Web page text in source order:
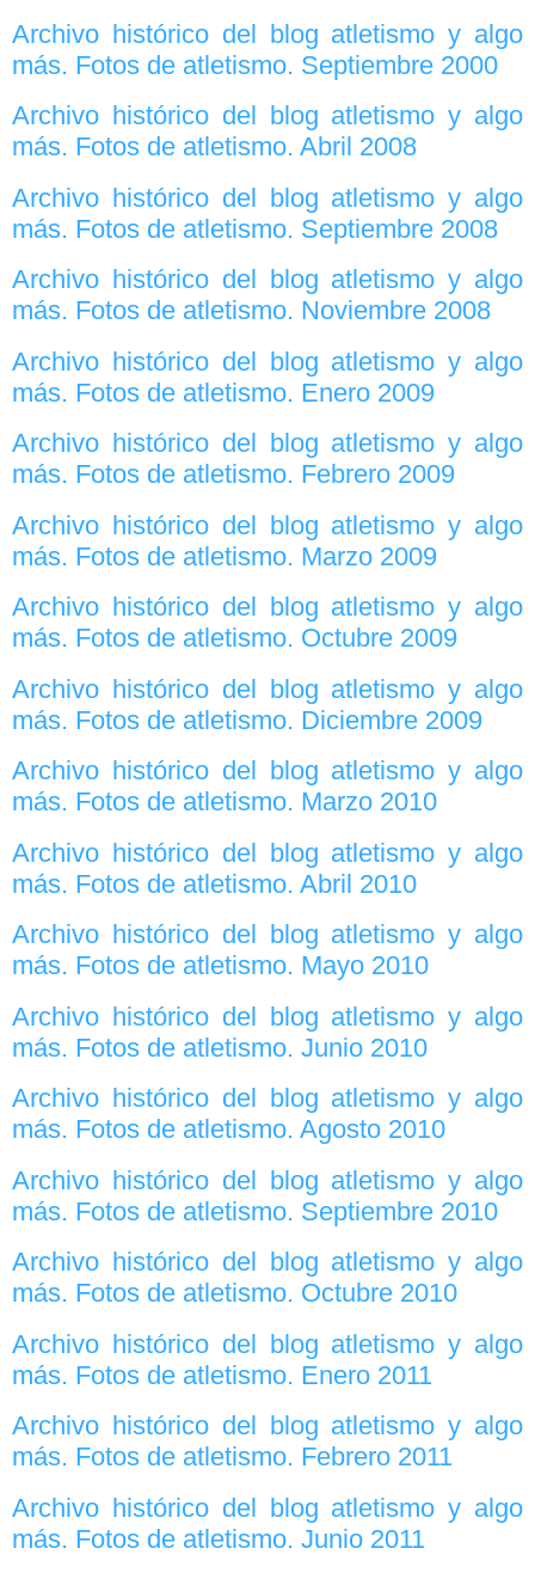
Archivo histórico del blog atletismo y algo
más. Fotos de atletismo. Septiembre 2000
Archivo histórico del blog atletismo y algo
más. Fotos de atletismo. Abril 2008
Archivo histórico del blog atletismo y algo
más. Fotos de atletismo. Septiembre 2008
Archivo histórico del blog atletismo y algo
más. Fotos de atletismo. Noviembre 2008
Archivo histórico del blog atletismo y algo
más. Fotos de atletismo. Enero 2009
Archivo histórico del blog atletismo y algo
más. Fotos de atletismo. Febrero 2009
Archivo histórico del blog atletismo y algo
más. Fotos de atletismo. Marzo 2009
Archivo histórico del blog atletismo y algo
más. Fotos de atletismo. Octubre 2009
Archivo histórico del blog atletismo y algo
más. Fotos de atletismo. Diciembre 2009
Archivo histórico del blog atletismo y algo
más. Fotos de atletismo. Marzo 2010
Archivo histórico del blog atletismo y algo
más. Fotos de atletismo. Abril 2010
Archivo histórico del blog atletismo y algo
más. Fotos de atletismo. Mayo 2010
Archivo histórico del blog atletismo y algo
más. Fotos de atletismo. Junio 2010
Archivo histórico del blog atletismo y algo
más. Fotos de atletismo. Agosto 2010
Archivo histórico del blog atletismo y algo
más. Fotos de atletismo. Septiembre 2010
Archivo histórico del blog atletismo y algo
más. Fotos de atletismo. Octubre 2010
Archivo histórico del blog atletismo y algo
más. Fotos de atletismo. Enero 2011
Archivo histórico del blog atletismo y algo
más. Fotos de atletismo. Febrero 2011
Archivo histórico del blog atletismo y algo
más. Fotos de atletismo. Junio 2011